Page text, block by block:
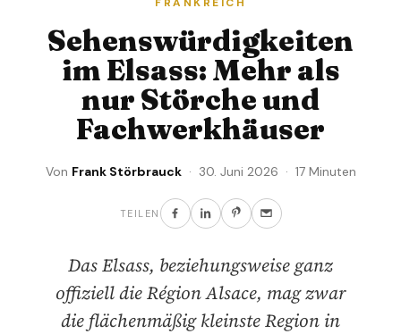
Sehenswürdigkeiten
im Elsass: Mehr als
nur Störche und
Fachwerkhäuser
Von Frank Störbrauck· 30. Juni 2026 · 17 Minuten
TEILEN
Das Elsass, beziehungsweise ganz
offiziell die Région Alsace, mag zwar
die flächenmäßig kleinste Region in